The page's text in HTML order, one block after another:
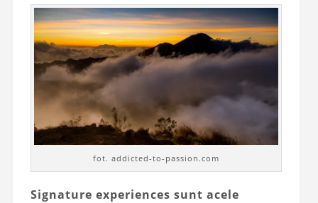
fot. addicted-to-passion.com
Signature experiences sunt acele